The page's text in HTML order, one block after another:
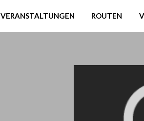
VERANSTALTUNGEN ROUTEN